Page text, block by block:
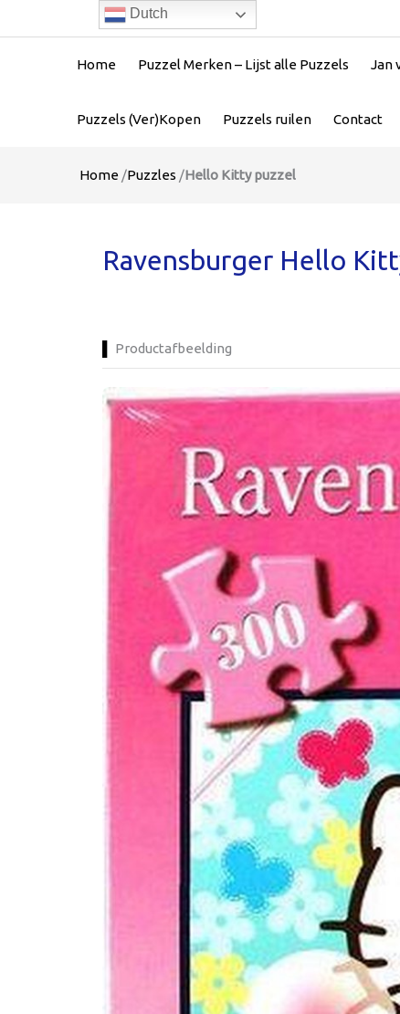
Home Puzzel Merken – Lijst alle Puzzels Jan
Puzzels (Ver)Kopen Puzzels ruilen Contact
Home /Puzzles /Hello Kitty puzzel
Ravensburger Hello
Productafbeelding
Dutch